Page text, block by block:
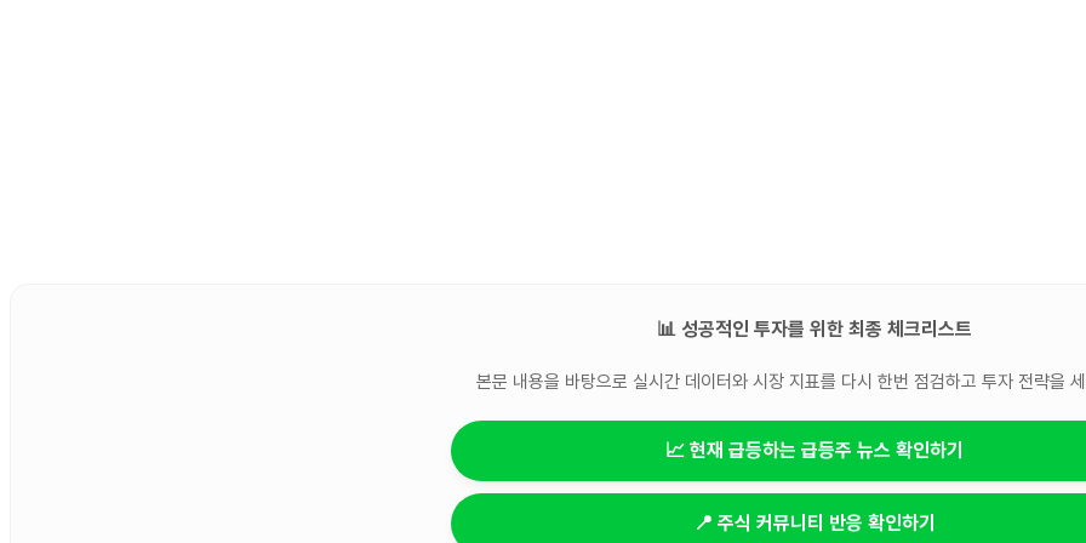
📊 성공적인 투자를 위한 최종 체크리스트
본문 내용을 바탕으로 실시간 데이터와 시장 지표를 다시 한번 점검하고 투자 전략을
📈 현재 급등하는 급등주 뉴스 확인하기
📍 주식 커뮤니티 반응 확인하기